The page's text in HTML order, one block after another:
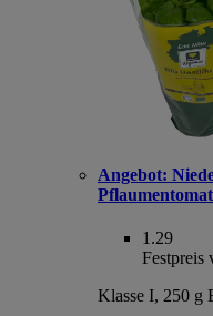
Angebot:
1.29
Festpreis
Klasse I, 250 g